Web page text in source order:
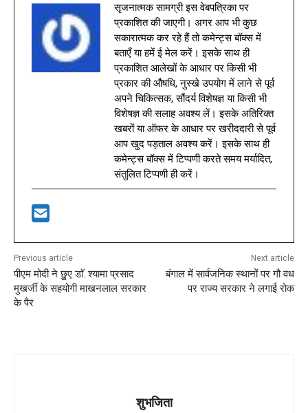
सृजनात्मक सामग्री इस वेबपत्रिका पर
प्रकाशित की जाएगी। अगर आप भी कुछ
सकारात्मक कर रहे हैं तो कमेन्ट्स बॉक्स में
बताएँ या हमें ई मेल करें। इसके साथ ही
प्रकाशित आलेखों के आधार पर किसी भी
प्रकार की औषधि, नुस्खे उपयोग में लाने से पूर्व
अपने चिकित्सक, सौंदर्य विशेषज्ञ या किसी भी
विशेषज्ञ की सलाह अवश्य लें। इसके अतिरिक्त
खबरों या ऑफर के आधार पर खरीददारी से पूर्व
आप खुद पड़ताल अवश्य करें। इसके साथ ही
कमेन्ट्स बॉक्स में टिप्पणी करते समय मर्यादित,
संतुलित टिप्पणी ही करें।
Previous article
पीएम मोदी ने छुुए डाॅ. श्यामा प्रसाद
मुखर्जी के सहयोगी माखनलाल सरकार
के पैर
Next article
बंगाल में सार्वजनिक स्थानों पर गौ वध
पर राज्य सरकार ने लगाई रोक
शुभजिता